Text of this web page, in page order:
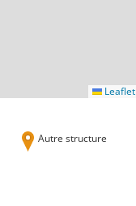
Leaflet
Autre structure